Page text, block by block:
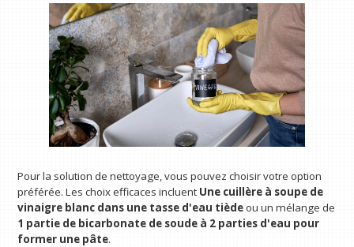
Pour la solution de nettoyage, vous pouvez choisir votre option
préférée. Les choix efficaces incluent Une cuillère à soupe de
vinaigre blanc dans une tasse d'eau tièdeou un mélange de
1 partie de bicarbonate de soude à 2 parties d'eau pour
former une pâte.